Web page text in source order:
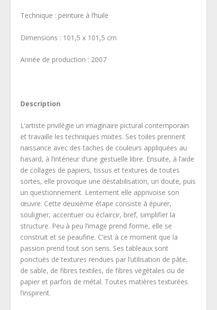
Technique : peinture à l’huile
Dimensions : 101,5 x 101,5 cm
Année de production : 2007
Description
L’artiste privilégie un imaginaire pictural contemporain
et travaille les techniques mixtes. Ses toiles prennent
naissance avec des taches de couleurs appliquées au
hasard, à l’intérieur d’une gestuelle libre. Ensuite, à l’aide
de collages de papiers, tissus et textures de toutes
sortes, elle provoque une déstabilisation, un doute, puis
un questionnement. Lentement elle apprivoise son
œuvre. Cette deuxième étape consiste à épurer,
souligner, accentuer ou éclaircir, bref, simplifier la
structure. Peu à peu l’image prend forme, elle se
construit et se peaufine. C’est à ce moment que la
passion prend tout son sens. Ses tableaux sont
ponctués de textures rendues par l’utilisation de pâte,
de sable, de fibres textiles, de fibres végétales ou de
papier et parfois de métal. Toutes matières texturées
l’inspirent.